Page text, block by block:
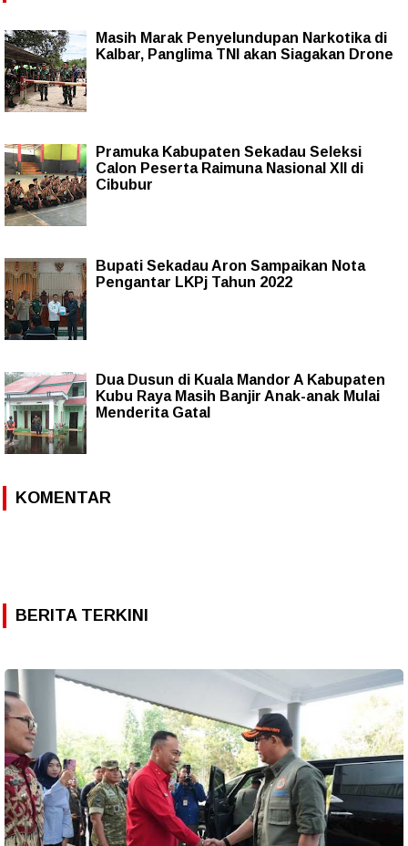
Masih Marak Penyelundupan Narkotika di
Kalbar, Panglima TNI akan Siagakan Drone
Pramuka Kabupaten Sekadau Seleksi
Calon Peserta Raimuna Nasional XII di
Cibubur
Bupati Sekadau Aron Sampaikan Nota
Pengantar LKPj Tahun 2022
Dua Dusun di Kuala Mandor A Kabupaten
Kubu Raya Masih Banjir Anak-anak Mulai
Menderita Gatal
KOMENTAR
BERITA TERKINI